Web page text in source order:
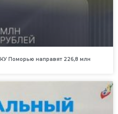
Поморью направят 226,8 млн